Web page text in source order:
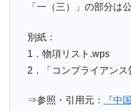
「一（三）」の部分は
別紙：
1．物項リスト.wps
2．「コンプライアン
⇒参照・引用元：
『中